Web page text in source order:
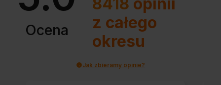
Ocena
z całego
okresu
Jak zbieramy opinie?